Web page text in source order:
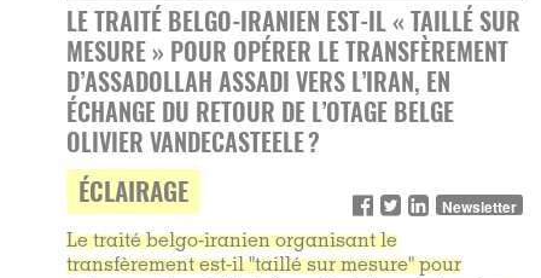
LE TRAITÉ BELGO-IRANIEN EST-IL « TAILLÉ SUR
MESURE » POUR OPÉRER LE TRANSFÈREMENT
D’ASSADOLLAH ASSADI VERS L’IRAN, EN
ÉCHANGE DU RETOUR DE L’OTAGE BELGE
OLIVIER VANDECASTEELE ?
ÉCLAIRAGE Newsletter
Le traité belgo-iranien organisant le
transfèrement est-il "taillé sur mesure" pour